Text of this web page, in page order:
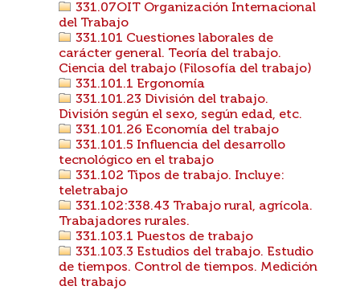
331.07OIT Organización Internacional
del Trabajo
331.101 Cuestiones laborales de
carácter general. Teoría del trabajo.
Ciencia del trabajo (Filosofía del trabajo)
331.101.1 Ergonomía
331.101.23 División del trabajo.
División según el sexo, según edad, etc.
331.101.26 Economía del trabajo
331.101.5 Influencia del desarrollo
tecnológico en el trabajo
331.102 Tipos de trabajo. Incluye:
teletrabajo
331.102:338.43 Trabajo rural, agrícola.
Trabajadores rurales.
331.103.1 Puestos de trabajo
331.103.3 Estudios del trabajo. Estudio
de tiempos. Control de tiempos. Medición
del trabajo